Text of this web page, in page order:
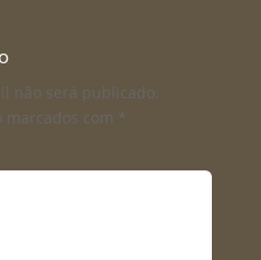
não será publicado.
marcados com *